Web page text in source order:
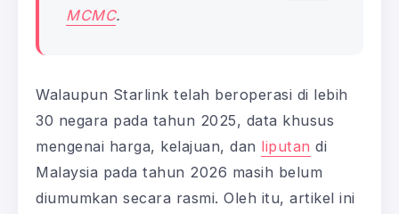
MCMC.
Walaupun Starlink telah beroperasi di lebih
30 negara pada tahun 2025, data khusus
mengenai harga, kelajuan, dan liputan di
Malaysia pada tahun 2026 masih belum
diumumkan secara rasmi. Oleh itu, artikel ini